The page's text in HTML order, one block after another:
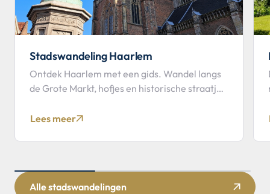
Stadswandeling Haarlem
Ontdek Haarlem met een gids. Wandel langs
de Grote Markt, hofjes en historische straatjes
Lees meer
Alle stadswandelingen